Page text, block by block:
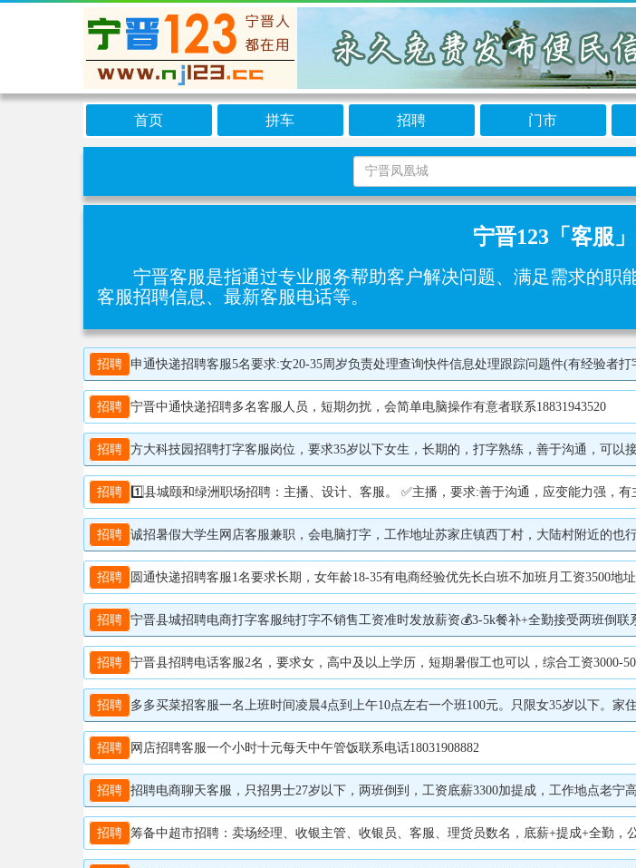
首页 拼车 招聘 门市
宁晋123「客服
宁晋客服是指通过专业服务帮助客户解决问题、满足需求的
客服招聘信息、最新客服电话等。
招聘 申通快递招聘客服5名要求:女20-35周岁负责处理查询快件信息处理跟踪问题件(有经验者打字快优
招聘 宁晋中通快递招聘多名客服人员，短期勿扰，会简单电脑操作有意者联系18831943520
招聘 方大科技园招聘打字客服岗位，要求35岁以下女生，长期的，打字熟练，善于沟通，可以接
招聘 1️⃣县城颐和绿洲职场招聘：主播、设计、客服。 ✅主播，要求:善于沟通，应变能力强，有主播、销售经验优先，待遇:底薪+提成(上不封顶) 综合薪资 5K-10K工作6小时左右。 ✅平面设计，要求：熟悉PS，AI等软件，薪资待遇 :3000-8000 底薪+提成;有能力薪资可谈。 ✅拼多多/淘宝电商客服，要求：有客服经验优先，能接受倒班;福利待遇 :底薪+提成，综合薪资 3000-5000+， 联系电话：15631979993。 2️⃣河
招聘 诚招暑假大学生网店客服兼职，会电脑打字，工作地址苏家庄镇西丁村，大陆村附近的也
招聘 圆通快递招聘客服1名要求长期，女年龄18-35有电商经验优先长白班不加班月工资3500地
招聘 宁晋县城招聘电商打字客服纯打字不销售工资准时发放薪资💰3-5k餐补+全勤接受两班倒联
招聘 宁晋县招聘电话客服2名，要求女，高中及以上学历，短期暑假工也可以，综合工资3000-
招聘 多多买菜招客服一名上班时间凌晨4点到上午10点左右一个班100元。只限女35岁以下。
招聘 网店招聘客服一个小时十元每天中午管饭联系电话18031908882
招聘 招聘电商聊天客服，只招男士27岁以下，两班倒到，工资底薪3300加提成，工作地点老宁
招聘 筹备中超市招聘：卖场经理、收银主管、收银员、客服、理货员数名，底薪+提成+全勤，公休4天，